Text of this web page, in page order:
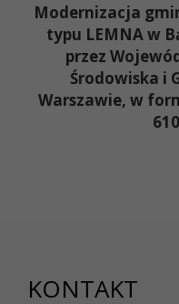
Modernizacja
typu LEMNA w
przez
Środowiska i
Warszawie, w
KONTAKT